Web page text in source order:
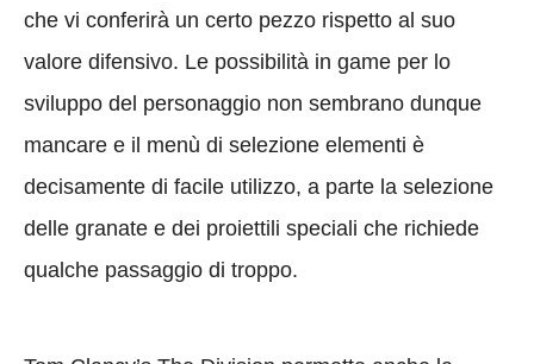
che vi conferirà un certo pezzo rispetto al suo
valore difensivo. Le possibilità in game per lo
sviluppo del personaggio non sembrano dunque
mancare e il menù di selezione elementi è
decisamente di facile utilizzo, a parte la selezione
delle granate e dei proiettili speciali che richiede
qualche passaggio di troppo.